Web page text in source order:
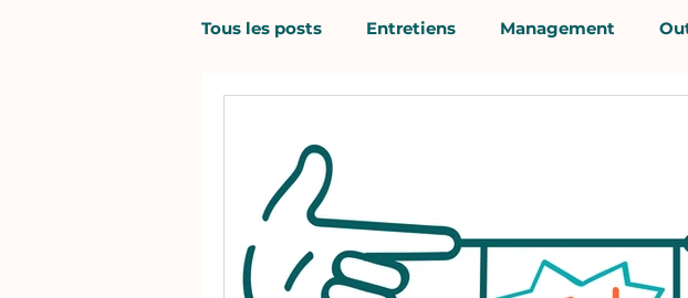
Tous les posts Entretiens Management